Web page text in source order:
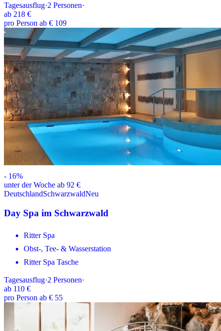
Tagesausflug·2 Personen·
ab 218 €
pro Person ab € 109
- 16%
unter der Woche ab 92 €
DeutschlandSchwarzwaldNeu
Day Spa im Schwarzwald
Ritter Spa
Obst-, Tee- & Wasserstation
Ritter Spa Tasche
Tagesausflug·2 Personen·
ab 110 €
pro Person ab € 55